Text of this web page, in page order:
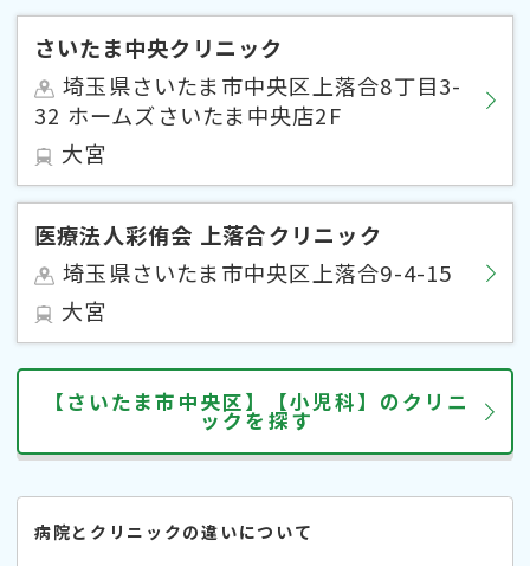
さいたま中央クリニック
埼玉県さいたま市中央区上落合8丁目3-
32 ホームズさいたま中央店2F
大宮
医療法人彩侑会 上落合クリニック
埼玉県さいたま市中央区上落合9-4-15
大宮
【さいたま市中央区】【小児科】のクリニ
ックを探す
病院とクリニックの違いについて